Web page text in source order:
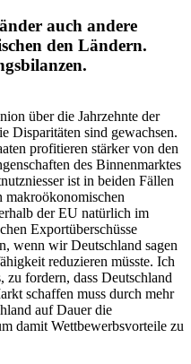
auch andere
den Ländern.
über die Jahrzehnte der
Disparitäten sind gewachsen.
profitieren stärker von den
des Binnenmarktes
ist in beiden Fällen
makroökonomischen
der EU natürlich im
Exportüberschüsse
wenn wir Deutschland sagen
reduzieren müsste. Ich
fordern, dass Deutschland
schaffen muss durch mehr
auf Dauer die
damit Wettbewerbsvorteile zu